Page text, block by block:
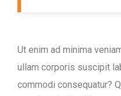
Ut enim ad minima
ullam corporis suscipit
commodi consequatur?